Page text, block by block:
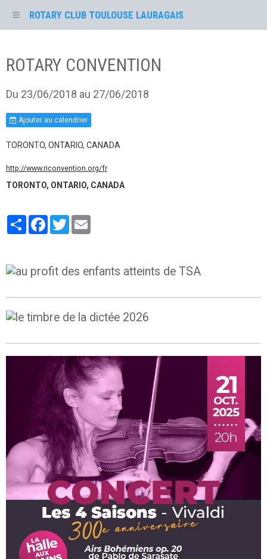
ROTARY CLUB TOULOUSE LAURAGAIS
ROTARY CONVENTION
Du 23/06/2018 au 27/06/2018
Ajouter au calendrier
TORONTO, ONTARIO, CANADA
http://www.riconvention.org/fr
TORONTO, ONTARIO, CANADA
PartagerFacebook
Twitter